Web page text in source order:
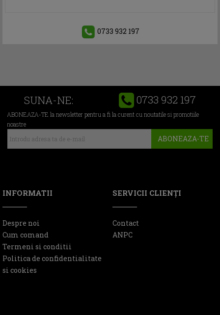
0733 932 197
SUNA-NE: 0733 932 197
ABONEAZA-TE la newsletter pentru a fi la curent cu noutatile si promotiile
noastre
ABONEAZA-TE
INFORMATII
Despre noi
Cum comand
Termeni si conditii
Politica de confidentialitate
si cookies
SERVICII CLIENŢI
Contact
ANPC